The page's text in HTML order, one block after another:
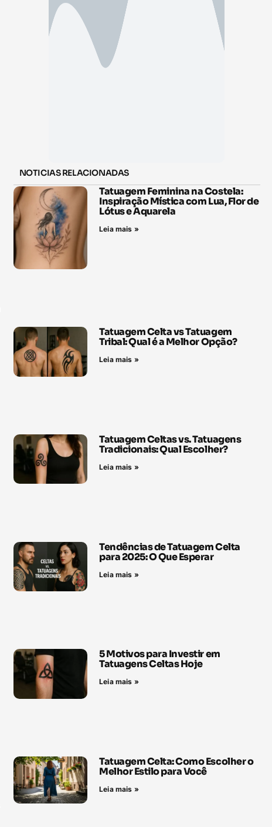
NOTICIAS RELACIONADAS
Tatuagem Feminina na Costela:
Inspiração Mística com Lua, Flor de
Lótus e Aquarela
Leia mais »
Tatuagem Celta vs Tatuagem
Tribal: Qual é a Melhor Opção?
Leia mais »
Tatuagem Celtas vs. Tatuagens
Tradicionais: Qual Escolher?
Leia mais »
Tendências de Tatuagem Celta
para 2025: O Que Esperar
Leia mais »
5 Motivos para Investir em
Tatuagens Celtas Hoje
Leia mais »
Tatuagem Celta: Como Escolher o
Melhor Estilo para Você
Leia mais »